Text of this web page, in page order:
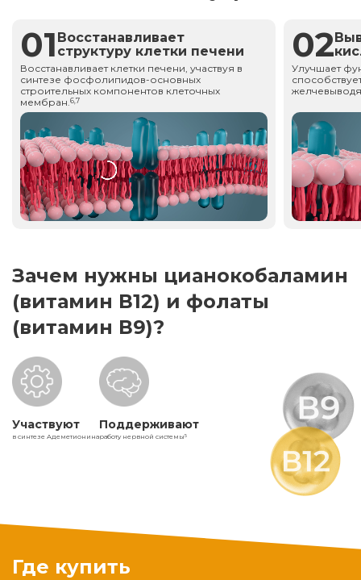
01 Восстанавливает
структуру клетки печени
Восстанавливает клетки печени, участвуя в
синтезе фосфолипидов-основных
строительных компонентов клеточных
мембран.6,7
02
Улучшает
Зачем нужны цианокобаламин
(витамин В12) и фолаты
(витамин В9)?
Участвуют
в синтезе Адеметионина
Поддерживают
работу нервной системы5
Где купить